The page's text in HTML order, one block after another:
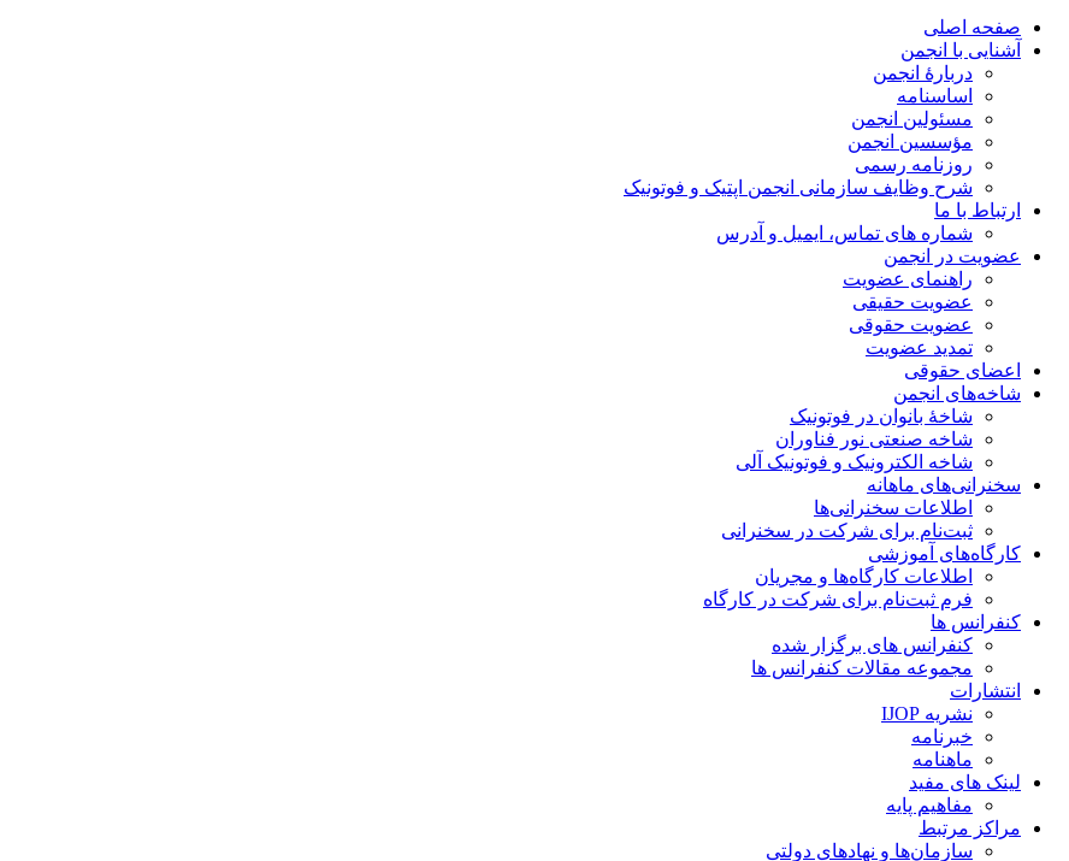
صفحه اصلی
آشنایی با انجمن
دربارۀ انجمن
اساسنامه
مسئولین انجمن
مؤسسین انجمن
روزنامه رسمی
شرح وظایف سازمانی انجمن اپتیک و فوتونیک
ارتباط با ما
شماره های تماس، ایمیل و آدرس
عضویت در انجمن
راهنمای عضویت
عضویت حقیقی
عضویت حقوقی
تمدید عضویت
اعضای حقوقی
شاخه‌های انجمن
شاخۀ بانوان در فوتونیک
شاخه صنعتی نور فناوران
شاخه‌ الکترونیک و فوتونیک آلی
سخنرانی‌های ماهانه
اطلاعات سخنرانی‌‌ها
ثبت‌نام برای شرکت در سخنرانی
کارگاه‌های آموزشی
اطلاعات کارگاه‌ها و مجریان
فرم ثبت‌نام برای شرکت در کارگاه
کنفرانس ها
کنفرانس های برگزار شده
مجموعه مقالات کنفرانس ها
انتشارات
نشریه IJOP
خبرنامه
ماهنامه
لینک های مفید
مفاهیم پایه
مراکز مرتبط
سازمان‌ها و نهادهای دولتی